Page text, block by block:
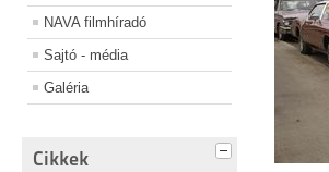
NAVA filmhíradó
Sajtó - média
Galéria
Cikkek